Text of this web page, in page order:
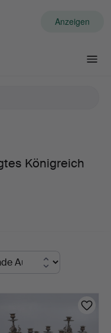
Anzeigen
Königreich